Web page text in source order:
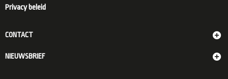
Privacy beleid
CONTACT
NIEUWSBRIEF